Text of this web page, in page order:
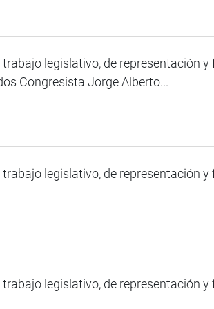
legislativo, de representación y
Congresista Jorge Alberto...
legislativo, de representación y
legislativo, de representación y